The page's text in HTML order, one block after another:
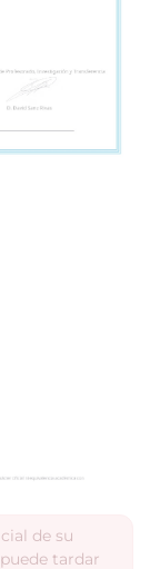
de su
tardar